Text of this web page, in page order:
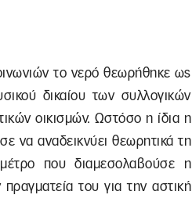
το νερό θεωρήθηκε ως
δικαίου των συλλογικών
οικισμών. Ωστόσο η ίδια η
να αναδεικνύει θεωρητικά τη
που διαμεσολαβούσε η
του για την αστική